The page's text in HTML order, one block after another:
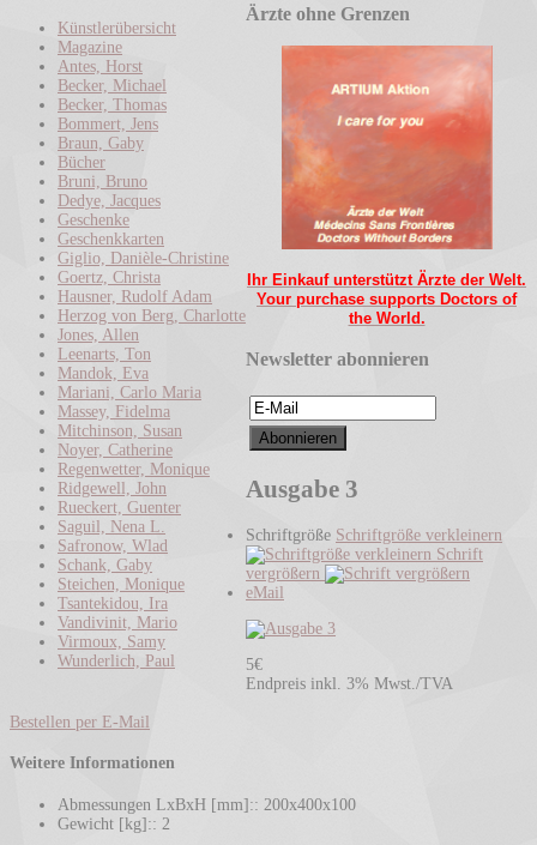
Künstlerübersicht
Magazine
Antes, Horst
Becker, Michael
Becker, Thomas
Bommert, Jens
Braun, Gaby
Bücher
Bruni, Bruno
Dedye, Jacques
Geschenke
Geschenkkarten
Giglio, Danièle-Christine
Goertz, Christa
Hausner, Rudolf Adam
Herzog von Berg, Charlotte
Jones, Allen
Leenarts, Ton
Mandok, Eva
Mariani, Carlo Maria
Massey, Fidelma
Mitchinson, Susan
Noyer, Catherine
Regenwetter, Monique
Ridgewell, John
Rueckert, Guenter
Saguil, Nena L.
Safronow, Wlad
Schank, Gaby
Steichen, Monique
Tsantekidou, Ira
Vandivinit, Mario
Virmoux, Samy
Wunderlich, Paul
Ärzte ohne Grenzen
Ihr Einkauf unterstützt Ärzte der Welt.
Your purchase supports Doctors of
the World.
Newsletter abonnieren
Ausgabe 3
Schriftgröße Schriftgröße verkleinern
Schrift
vergrößern
eMail
5€
Endpreis inkl. 3% Mwst./TVA
Bestellen per E-Mail
Weitere Informationen
Abmessungen LxBxH [mm]:: 200x400x100
Gewicht [kg]:: 2